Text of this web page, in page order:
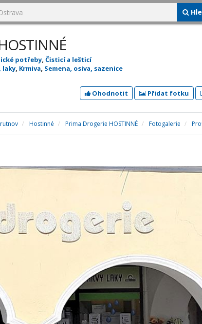
potřeby, Čisticí a lešticí
laky, Krmiva, Semena, osiva, sazenice
Ohodnotit Přidat fotku
Hostinné Prima Drogerie HOSTINNÉ Fotogalerie